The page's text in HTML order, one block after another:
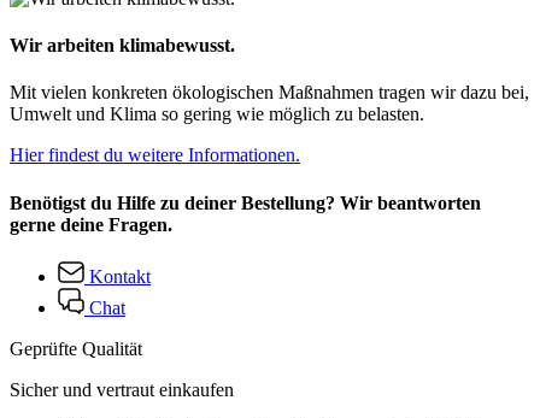
Wir arbeiten klimabewusst.
Mit vielen konkreten ökologischen Maßnahmen tragen wir dazu bei,
Umwelt und Klima so gering wie möglich zu belasten.
Hier findest du weitere Informationen.
Benötigst du Hilfe zu deiner Bestellung? Wir beantworten
gerne deine Fragen.
Kontakt
Chat
Geprüfte Qualität
Sicher und vertraut einkaufen